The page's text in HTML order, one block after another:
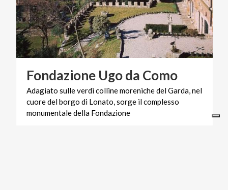
Fondazione Ugoda Como
Adagiato sulle verdi colline moreniche del Garda, nel
cuore del borgo di Lonato, sorge il complesso
monumentale della Fondazione